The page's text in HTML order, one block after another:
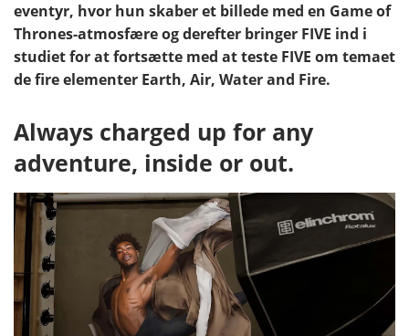
eventyr, hvor hun skaber et billede med en Game of
Thrones-atmosfære og derefter bringer FIVE ind i
studiet for at fortsætte med at teste FIVE om temaet
de fire elementer Earth, Air, Water and Fire.
Always charged up for any
adventure, inside or out.